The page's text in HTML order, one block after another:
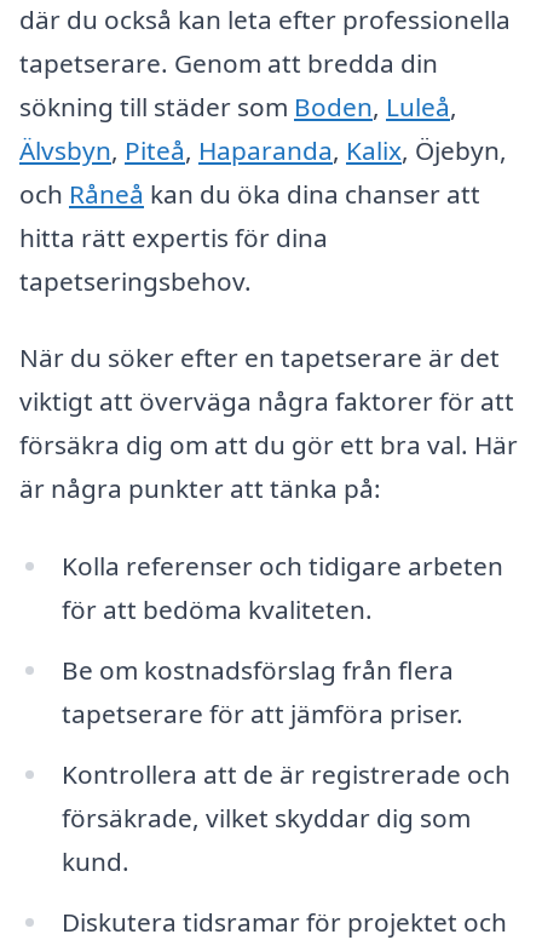
där du också kan leta efter professionella
tapetserare. Genom att bredda din
sökning till städer som Boden, Luleå,
Älvsbyn, Piteå, Haparanda, Kalix, Öjebyn,
och Råneå kan du öka dina chanser att
hitta rätt expertis för dina
tapetseringsbehov.
När du söker efter en tapetserare är det
viktigt att överväga några faktorer för att
försäkra dig om att du gör ett bra val. Här
är några punkter att tänka på:
Kolla referenser och tidigare arbeten
för att bedöma kvaliteten.
Be om kostnadsförslag från flera
tapetserare för att jämföra priser.
Kontrollera att de är registrerade och
försäkrade, vilket skyddar dig som
kund.
Diskutera tidsramar för projektet och